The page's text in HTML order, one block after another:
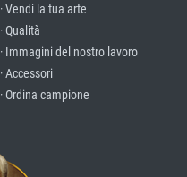
· Vendi la tua arte
· Qualità
· Immagini del nostro lavoro
· Accessori
· Ordina campione